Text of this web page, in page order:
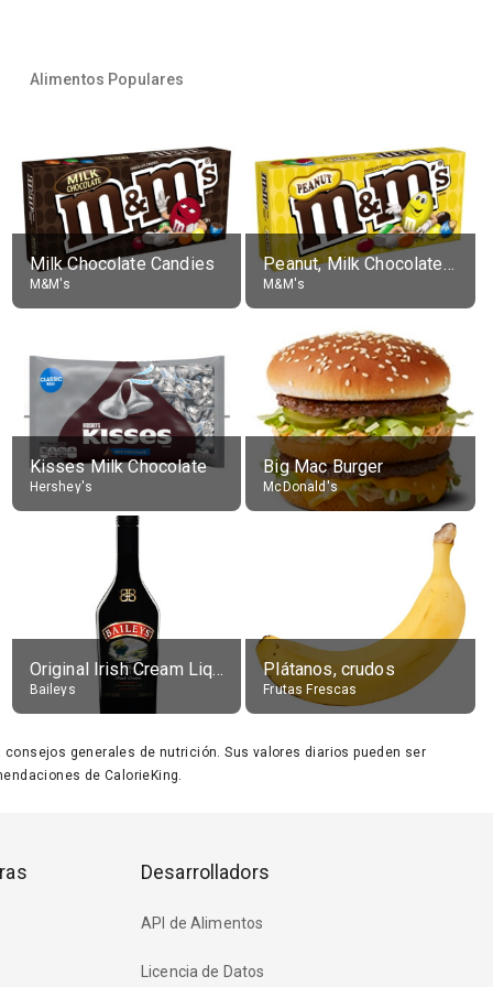
Alimentos Populares
Milk Chocolate Candies
M&M's
Peanut, Milk Chocolate Candies
M&M's
Kisses Milk Chocolate
Hershey's
Big Mac Burger
McDonald's
Original Irish Cream Liqueur (17% alc.)
Baileys
Plátanos, crudos
Frutas Frescas
generales de nutrición. Sus valores diarios pueden ser
de CalorieKing.
Desarrolladors
API de Alimentos
Licencia de Datos